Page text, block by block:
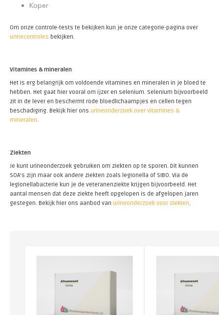
Koper
Om onze controle-tests te bekijken kun je onze categorie-pagina over
urinecontroles bekijken.
Vitamines & mineralen
Het is erg belangrijk om voldoende vitamines en mineralen in je bloed te
hebben. Het gaat hier vooral om ijzer en selenium. Selenium bijvoorbeeld
zit in de lever en beschermt rode bloedlichaampjes en cellen tegen
beschadiging. Bekijk hier ons urineonderzoek over vitamines &
mineralen.
Ziekten
Je kunt urineonderzoek gebruiken om ziekten op te sporen. Dit kunnen
SOA’s zijn maar ook andere ziekten zoals legionella of SIBO. Via de
legionellabacterie kun je de veteranenziekte krijgen bijvoorbeeld. Het
aantal mensen dat deze ziekte heeft opgelopen is de afgelopen jaren
gestegen. Bekijk hier ons aanbod van urineonderzoek voor ziekten.